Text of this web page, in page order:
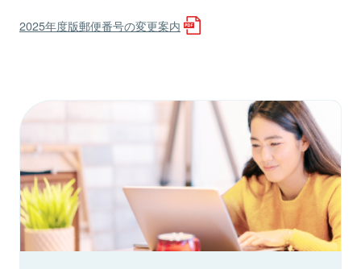
2025年度版郵便番号の変更案内